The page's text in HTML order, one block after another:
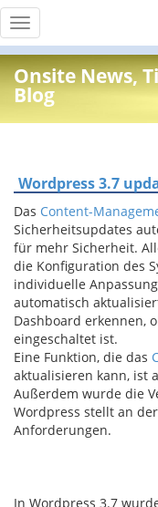
Toggle
navigation
Onsite News,
Blog
Wordpress 3.7
Das Content-
Sicherheitsupdates
für mehr Sicherheit.
die Konfiguration des
individuelle
automatisch
Dashboard erkennen,
eingeschaltet ist.
Eine Funktion, die das
aktualisieren kann, ist
Außerdem wurde die
Wordpress stellt an
Anforderungen.
In Wordpress 3.7